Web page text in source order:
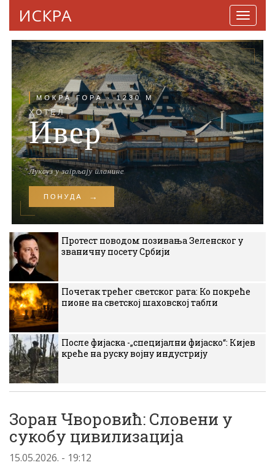
ИСКРА
Протест поводом позивања Зеленског у
званичну посету Србији
Почетак трећег светског рата: Ко покреће
пионе на светској шаховској табли
После фијаска -„специјални фијаско“: Кијев
креће на руску војну индустрију
Зоран Чворовић: Словени у
сукобу цивилизација
15.05.2026. - 19:12